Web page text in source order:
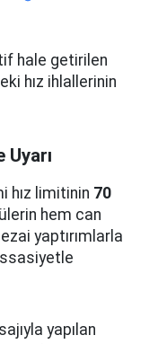
hale getirilen
hız ihlallerinin
Uyarı
hız limitinin 70
hem can
yaptırımlarla
yapılan